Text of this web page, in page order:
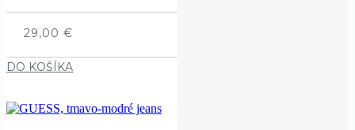
29,00 €
DO KOŠÍKA